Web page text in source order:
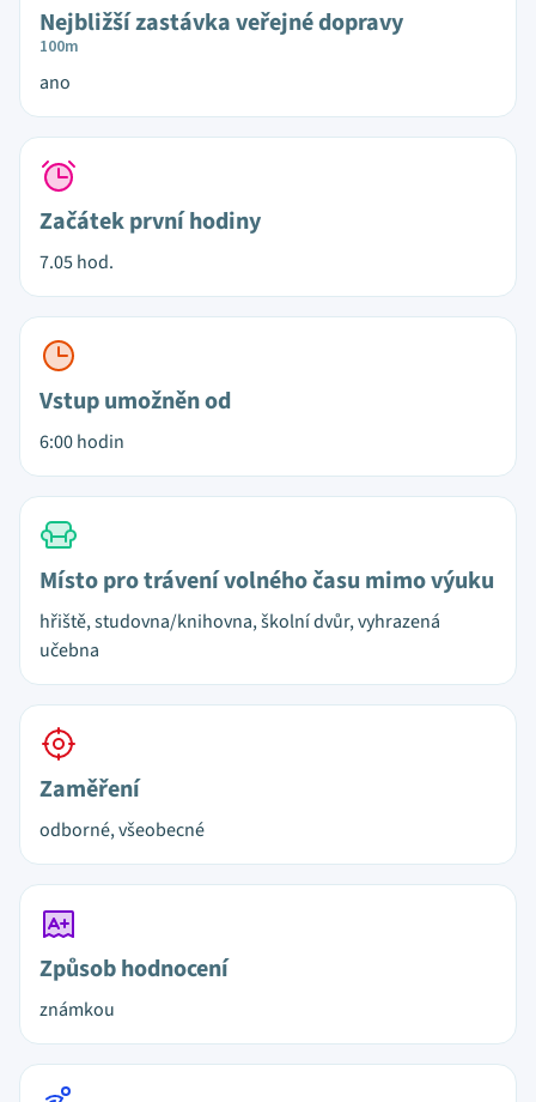
Nejbližší zastávka veřejné dopravy
100m
ano
Začátek první hodiny
7.05 hod.
Vstup umožněn od
6:00 hodin
Místo pro trávení volného času mimo výuku
hřiště, studovna/knihovna, školní dvůr, vyhrazená
učebna
Zaměření
odborné, všeobecné
Způsob hodnocení
známkou